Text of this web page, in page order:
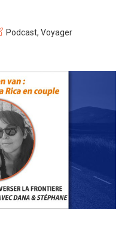
Podcast, Voyager